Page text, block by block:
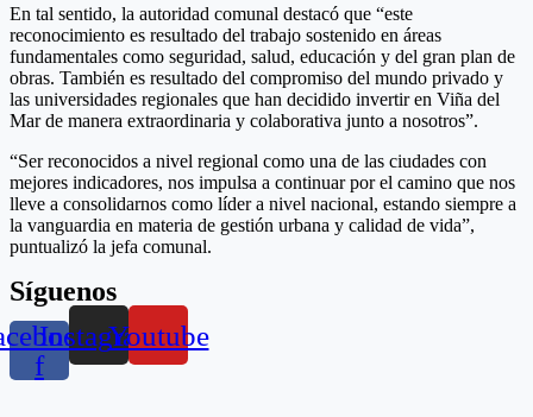
En tal sentido, la autoridad comunal destacó que “este
reconocimiento es resultado del trabajo sostenido en áreas
fundamentales como seguridad, salud, educación y del gran plan de
obras. También es resultado del compromiso del mundo privado y
las universidades regionales que han decidido invertir en Viña del
Mar de manera extraordinaria y colaborativa junto a nosotros”.
“Ser reconocidos a nivel regional como una de las ciudades con
mejores indicadores, nos impulsa a continuar por el camino que nos
lleve a consolidarnos como líder a nivel nacional, estando siempre a
la vanguardia en materia de gestión urbana y calidad de vida”,
puntualizó la jefa comunal.
Síguenos
f
InstagramYoutube